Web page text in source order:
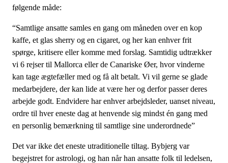
følgende måde:
“Samtlige ansatte samles en gang om måneden over en kop
kaffe, et glas sherry og en cigaret, og her kan enhver frit
spørge, kritisere eller komme med forslag. Samtidig udtrækker
vi 6 rejser til Mallorca eller de Canariske Øer, hvor vinderne
kan tage ægtefæller med og få alt betalt. Vi vil gerne se glade
medarbejdere, der kan lide at være her og derfor passer deres
arbejde godt. Endvidere har enhver arbejdsleder, uanset niveau,
ordre til hver eneste dag at henvende sig mindst én gang med
en personlig bemærkning til samtlige sine underordnede”
Det var ikke det eneste utraditionelle tiltag. Bybjerg var
begejstret for astrologi, og han når han ansatte folk til ledelsen,